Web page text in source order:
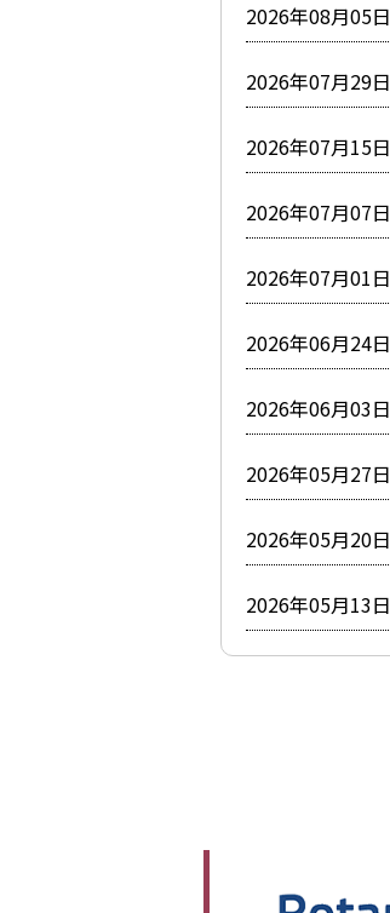
2026年08月05日
2026年07月29日
2026年07月15日
2026年07月07日
2026年07月01日
2026年06月24日
2026年06月03日
2026年05月27日
2026年05月20日
2026年05月13日